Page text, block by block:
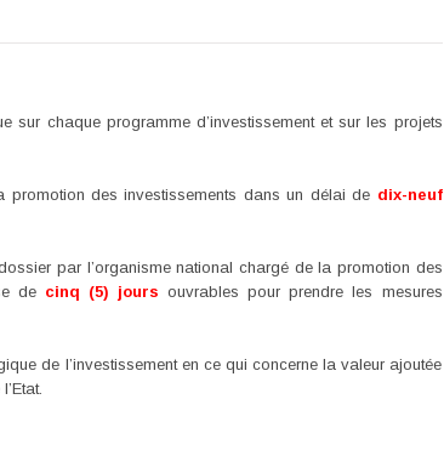
sur chaque programme d’investissement et sur les projets
promotion des investissements dans un délai de dix-neuf
par l’organisme national chargé de la promotion des
de cinq (5) jours ouvrables pour prendre les mesures
de l’investissement en ce qui concerne la valeur ajoutée